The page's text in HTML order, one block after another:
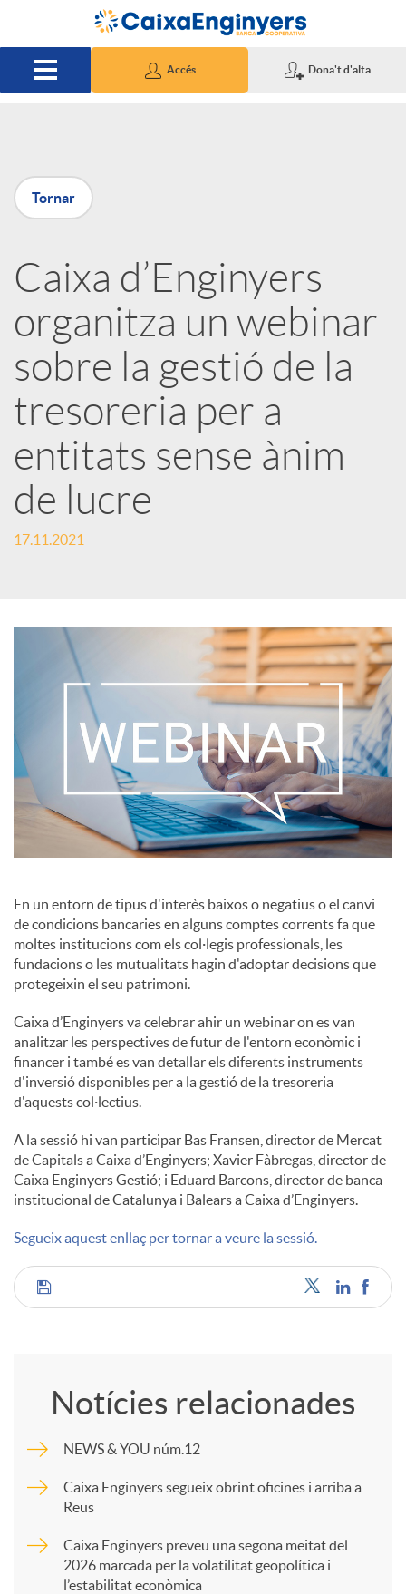
Salta al contingut principal
Accés Dona't d'alta
P
u
b
l
i
c
a
o
d
e
c
o
n
t
i
n
g
u
s
Tornar
Caixa d’Enginyers
organitza un webinar
sobre la gestió de la
tresoreria per a
entitats sense ànim
de lucre
17.11.2021
En un entorn de tipus d'interès baixos o negatius o el canvi
de condicions bancaries en alguns comptes corrents fa que
moltes institucions com els col·legis professionals, les
fundacions o les mutualitats hagin d'adoptar decisions que
protegeixin el seu patrimoni.
Caixa d’Enginyers va celebrar ahir un webinar on es van
analitzar les perspectives de futur de l'entorn econòmic i
financer i també es van detallar els diferents instruments
d'inversió disponibles per a la gestió de la tresoreria
d'aquests col·lectius.
A la sessió hi van participar Bas Fransen, director de Mercat
de Capitals a Caixa d’Enginyers; Xavier Fàbregas, director de
Caixa Enginyers Gestió; i Eduard Barcons, director de banca
institucional de Catalunya i Balears a Caixa d’Enginyers.
Segueix aquest enllaç per tornar a veure la sessió.
C
p
a
Notícies relacionades
NEWS & YOU núm.12
Caixa Enginyers segueix obrint oficines i arriba a
Reus
Caixa Enginyers preveu una segona meitat del
2026 marcada per la volatilitat geopolítica i
l’estabilitat econòmica